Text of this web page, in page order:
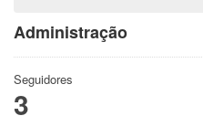
Administração
Seguidores
3